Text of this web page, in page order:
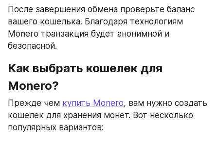
После завершения обмена проверьте баланс
вашего кошелька. Благодаря технологиям
Monero транзакция будет анонимной и
безопасной.
Как выбрать кошелек для
Monero?
Прежде чем купить Monero, вам нужно создать
кошелек для хранения монет. Вот несколько
популярных вариантов: